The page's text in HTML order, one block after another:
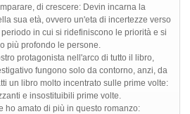
di crescere: Devin incarna la
sua età, ovvero un'eta di incertezze verso
in cui si ridefiniscono le priorità e si
più profondo le persone.
protagonista nell'arco di tutto il libro,
fungono solo da contorno, anzi, da
un libro molto incentrato sulle prime volte:
e insostituibili prime volte.
ho amato di più in questo romanzo: